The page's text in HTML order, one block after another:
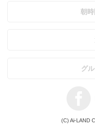
朝
グ
(C) Ai-LAND